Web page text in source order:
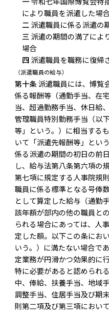
により職員を派遣した場
二派遣職員に係る派遣の
三 派遣の期間の満了によ
場合
四 派遣職員を職務に復帰
（派遣職員の給与）
第十条派遣職員には、博覧
係る報酬等（通勤手当、在
当、超過勤務手当、休日給
管理職員特別勤務手当（以
等」という。）に相当する
いて「派遣先報酬等」とい
係る派遣の期間の初日の前
し、給与法第八条第六項の
第七項に規定する人事院規
職員に係る標準となる号俸
として算定した給与（通勤
該年額が部内の他の職員と
られる場合にあっては、人
定した額。以下この条にお
いう。）に満たない場合で
定業務が円滑かつ効果的に
特に必要があると認められ
中、俸給、扶養手当、地域
調整手当、住居手当及び期
則第二項及び第三項におい